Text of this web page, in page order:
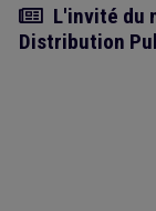
Article
L'invité du
Distribution